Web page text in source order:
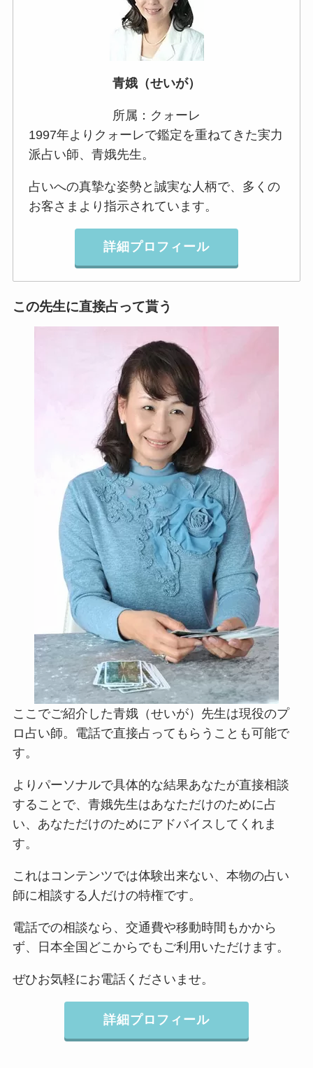
青娥（せいが）
所属：クォーレ
1997年よりクォーレで鑑定を重ねてきた実力
派占い師、青娥先生。
占いへの真摯な姿勢と誠実な人柄で、多くの
お客さまより指示されています。
詳細プロフィール
この先生に直接占って貰う
ここでご紹介した青娥（せいが）先生は現役のプ
ロ占い師。電話で直接占ってもらうことも可能で
す。
よりパーソナルで具体的な結果あなたが直接相談
することで、青娥先生はあなただけのために占
い、あなただけのためにアドバイスしてくれま
す。
これはコンテンツでは体験出来ない、本物の占い
師に相談する人だけの特権です。
電話での相談なら、交通費や移動時間もかから
ず、日本全国どこからでもご利用いただけます。
ぜひお気軽にお電話くださいませ。
詳細プロフィール